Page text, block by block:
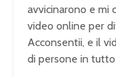
avvicinarono e mi
video online per
Acconsentii, e il
di persone in